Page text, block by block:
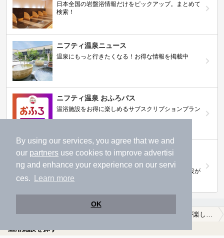
By using our services, you agree that we and
our partners use cookies to improve advertisi
ng and enhance your experience on our servi
ces.
Learn more
OK
日本全国の岩盤浴情報だけをピックアップ。まとめて
検索！
ニフティ温泉ニュース
温泉にもっと行きたくなる！お得な情報を掲載中
ニフティ温泉 おふろパス
温浴施設をお得に楽しめるサブスクリプションプラン
【ニフティライフスタイル株主優待のご案
株主優待制度で人気の温浴施設に行こう！対象施設が
拡充されました！
北陸・甲信越 山梨県 南アルプス市 美肌の湯が楽しめる南アルプス市の温泉、日帰り温泉、スーパー銭湯おすすめ
温浴施設を探す